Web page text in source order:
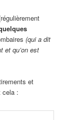
(qui a dit
et qu’on est
et
cela :